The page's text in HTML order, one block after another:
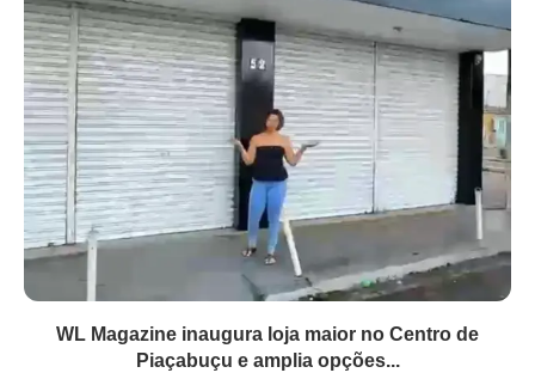
WL Magazine inaugura loja maior no Centro de
Piaçabuçu e amplia opções...